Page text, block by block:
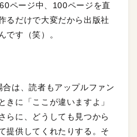
ページ中、100ページを直
るだけで大変だから出版社
です（笑）。
は、読者もアップルファン
きに「ここが違いますよ」
らに、どうしても見つから
提供してくれたりする。そ